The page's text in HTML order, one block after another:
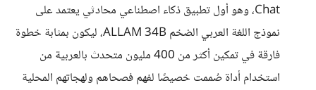
Chat، وهو أول تطبيق ذكاء اصطناعي محادثي يعتمد على
نموذج اللغة العربي الضخم ALLAM 34B، ليكون بمثابة خطوة
فارقة في تمكين أكثر من 400 مليون متحدث بالعربية من
استخدام أداة صُممت خصيصًا لفهم فصحاهم ولهجاتهم المحلية